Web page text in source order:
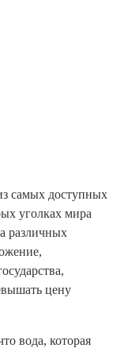
самых доступных
уголках мира
различных
цену
вода, которая